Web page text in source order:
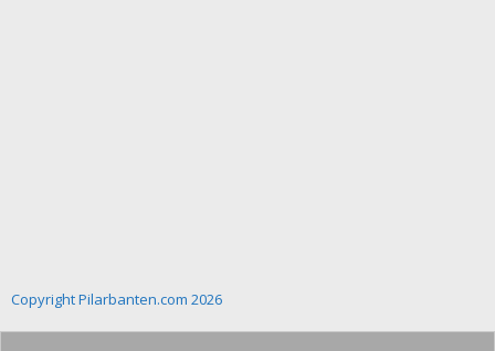
Copyright Pilarbanten.com 2026